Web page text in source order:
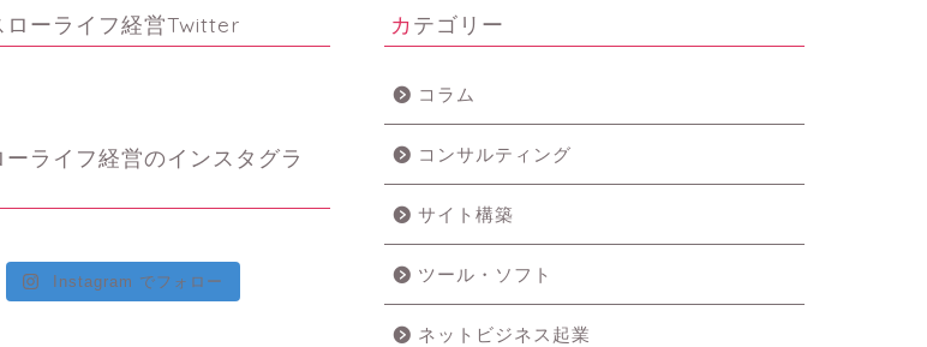
ローライフ経営Twitter
Instagram でフォロー
カテゴリー
コラム
コンサルティング
サイト構築
ツール・ソフト
ネットビジネス起業